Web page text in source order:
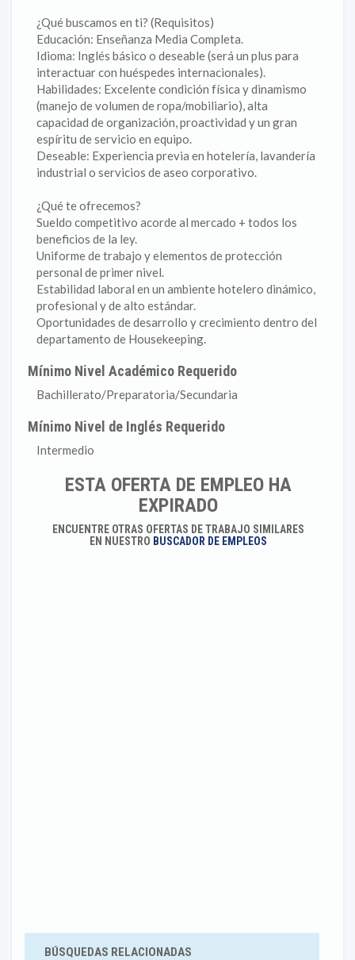
¿Qué buscamos en ti? (Requisitos)
Educación: Enseñanza Media Completa.
Idioma: Inglés básico o deseable (será un plus para
interactuar con huéspedes internacionales).
Habilidades: Excelente condición física y dinamismo
(manejo de volumen de ropa/mobiliario), alta
capacidad de organización, proactividad y un gran
espíritu de servicio en equipo.
Deseable: Experiencia previa en hotelería, lavandería
industrial o servicios de aseo corporativo.
¿Qué te ofrecemos?
Sueldo competitivo acorde al mercado + todos los
beneficios de la ley.
Uniforme de trabajo y elementos de protección
personal de primer nivel.
Estabilidad laboral en un ambiente hotelero dinámico,
profesional y de alto estándar.
Oportunidades de desarrollo y crecimiento dentro del
departamento de Housekeeping.
Mínimo Nivel Académico Requerido
Bachillerato/Preparatoria/Secundaria
Mínimo Nivel de Inglés Requerido
Intermedio
ESTA OFERTA DE EMPLEO HA
EXPIRADO
ENCUENTRE OTRAS OFERTAS DE TRABAJO SIMILARES
EN NUESTRO BUSCADOR DE EMPLEOS
BÚSQUEDAS RELACIONADAS